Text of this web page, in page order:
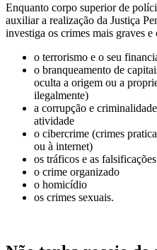
Enquanto corpo superior de
auxiliar a realização da Justiça
investiga os crimes mais graves
o terrorismo e o seu
o branqueamento de
oculta a origem ou a
ilegalmente)
a corrupção e
atividade
o cibercrime (crimes
ou à internet)
os tráficos e as falsificações
o crime organizado
o homicídio
os crimes sexuais.